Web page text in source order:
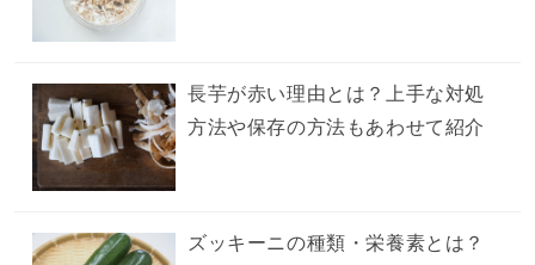
長芋が赤い理由とは？上手な対処
方法や保存の方法もあわせて紹介
ズッキーニの種類・栄養素とは？